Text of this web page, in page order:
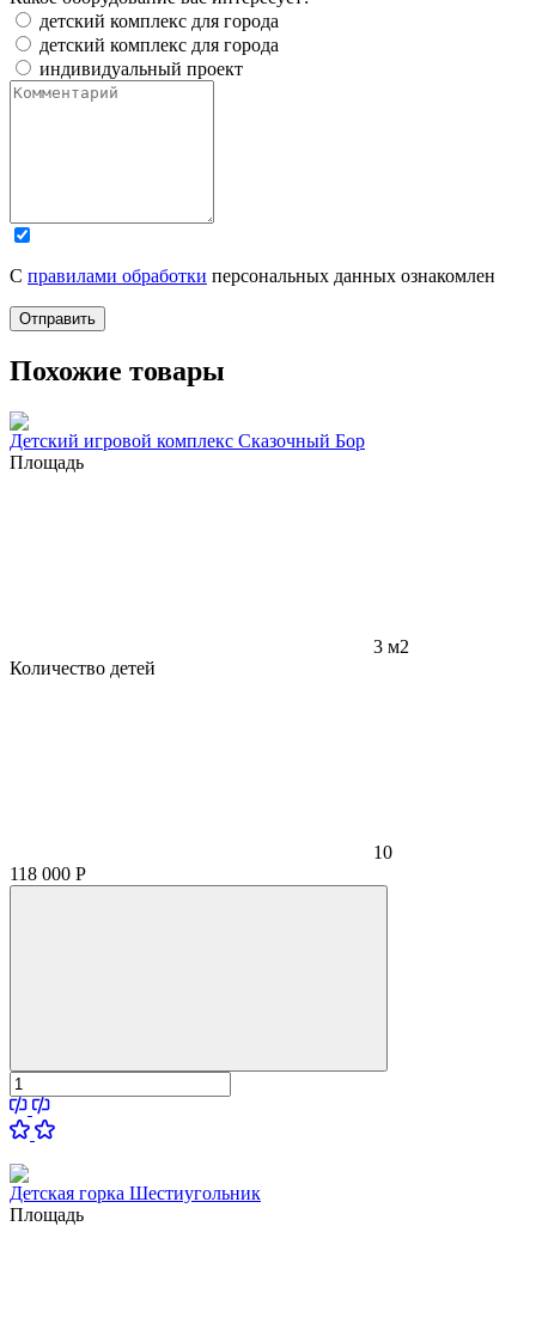
детский комплекс для города
детский комплекс для города
индивидуальный проект
С правилами обработки персональных данных ознакомлен
Отправить
Похожие товары
Детский игровой комплекс Сказочный Бор
Площадь
3 м2
Количество детей
10
118 000 Р
Детская горка Шестиугольник
Площадь